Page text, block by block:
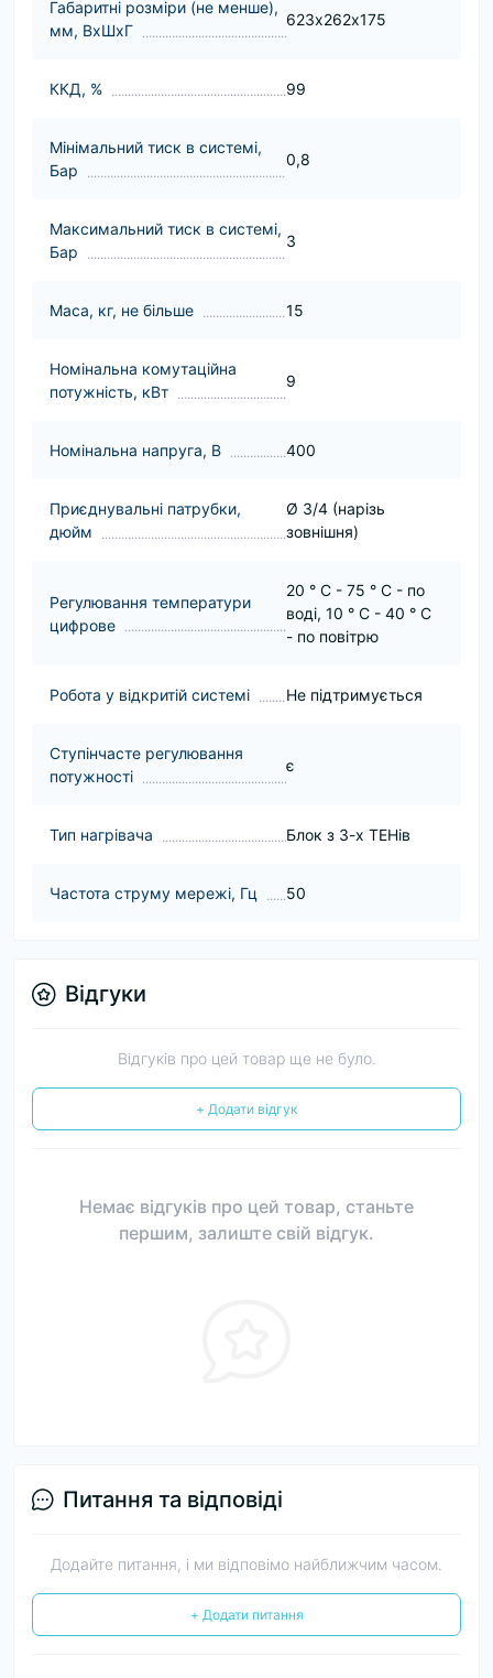
Габаритні розміри (не менше),
мм, ВхШхГ
623х262х175
ККД, % 99
Мінімальний тиск в системі,
Бар
0,8
Максимальний тиск в системі,
Бар
3
Маса, кг, не більше 15
Номінальна комутаційна
потужність, кВт
9
Номінальна напруга, В 400
Приєднувальні патрубки,
дюйм
Ø 3/4 (нарізь
зовнішня)
Регулювання температури
цифрове
20 ° C - 75 ° C - по
воді, 10 ° С - 40 ° С
- по повітрю
Робота у відкритій системі Не підтримується
Ступінчасте регулювання
потужності
є
Тип нагрівача Блок з 3-х ТЕНів
Частота струму мережі, Гц 50
Відгуки
Відгуків про цей товар ще не було.
+ Додати відгук
Немає відгуків про цей товар, станьте
першим, залиште свій відгук.
Питання та відповіді
Додайте питання, і ми відповімо найближчим часом.
+ Додати питання